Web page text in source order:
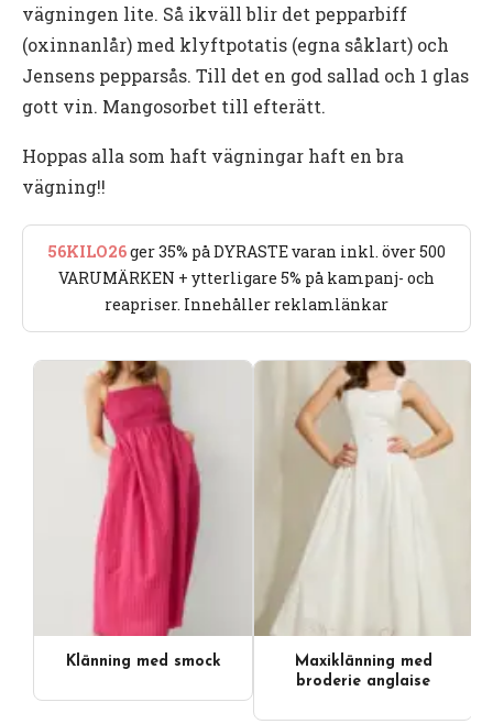
vägningen lite. Så ikväll blir det pepparbiff
(oxinnanlår) med klyftpotatis (egna såklart) och
Jensens pepparsås. Till det en god sallad och 1 glas
gott vin. Mangosorbet till efterätt.
Hoppas alla som haft vägningar haft en bra
vägning!!
56KILO26ger 35% på DYRASTE varan inkl. över 500
VARUMÄRKEN + ytterligare 5% på kampanj- och
reapriser. Innehåller reklamlänkar
Videoinnehåll
Klänning med smock
Maxiklänning med
broderie anglaise